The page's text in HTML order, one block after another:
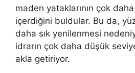
maden yataklarının çok
içerdiğini buldular. Bu da,
daha sık yenilenmesi
idrarın çok daha düşük
akla getiriyor.